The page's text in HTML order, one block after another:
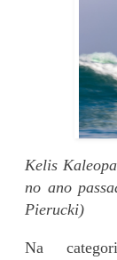
Kelis
no ano
Pierucki)
Na